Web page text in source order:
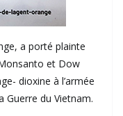
a porté plainte
et Dow
dioxine à l’armée
Guerre du Vietnam.